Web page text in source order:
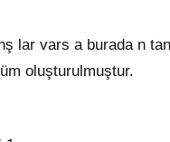
lar vars a burada n
oluşturulmuştur.